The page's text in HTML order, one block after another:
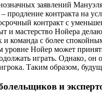
заявлений
продление контракта на
контракт с
и мастерство Нойера
и команда с более
Нойер может
играть. Однако‚ он
Таким образом‚
и